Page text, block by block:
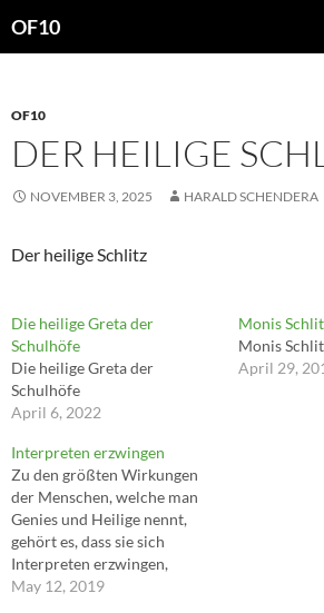
OF10
OF10
DER HEILIGE
NOVEMBER 3, 2025 HARALD SCHENDERA
Der heilige Schlitz
Die heilige Greta der
Schulhöfe
Die heilige Greta der
Schulhöfe
April 6, 2022
Monis
Monis
April 29,
Interpreten erzwingen
Zu den größten Wirkungen
der Menschen, welche man
Genies und Heilige nennt,
gehört es, dass sie sich
Interpreten erzwingen,
welche sie zum Heile der
May 12, 2019